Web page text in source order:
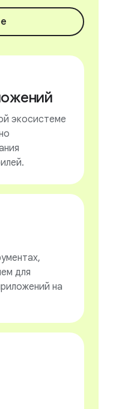
экосистеме
для
на